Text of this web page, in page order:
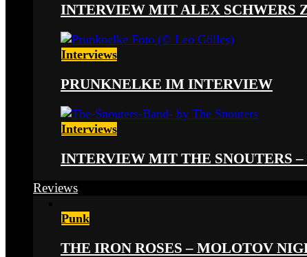
INTERVIEW MIT ALEX SCHWERS
Interviews
PRUNKNELKE IM INTERVIEW
Interviews
INTERVIEW MIT THE SNOUTERS
Reviews
Punk
THE IRON ROSES – MOLOTOV